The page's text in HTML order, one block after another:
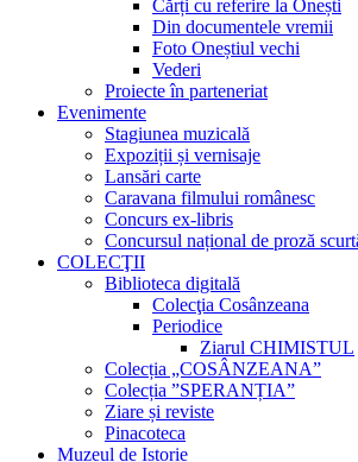
Cărți cu referire la Onești
Din documentele vremii
Foto Oneștiul vechi
Vederi
Proiecte în parteneriat
Evenimente
Stagiunea muzicală
Expoziții și vernisaje
Lansări carte
Caravana filmului românesc
Concurs ex-libris
Concursul național de proză
COLECŢII
Biblioteca digitală
Colecţia Cosânzeana
Periodice
Ziarul CHIMISTUL
Colecția „COSÂNZEANA”
Colecția ”SPERANȚIA”
Ziare și reviste
Pinacoteca
Muzeul de Istorie